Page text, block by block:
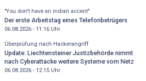
"You don't have an indian accent"
Der erste Arbeitstag eines Telefonbetrügers
06.08.2026 - 11:16Uhr
Überprüfung nach Hackerangriff
Update: Liechtensteiner Justizbehörde nimmt
nach Cyberattacke weitere Systeme vom Netz
06.08.2026 - 12:15Uhr